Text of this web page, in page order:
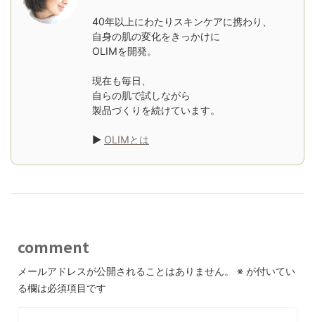
40年以上にわたりスキンケアに携わり、
自身の肌の変化をきっかけに
OLIMを開発。
現在も毎日、
自らの肌で試しながら
製品づくりを続けています。
▶ OLIMとは
comment
メールアドレスが公開されることはありません。 ※ が付いてい
る欄は必須項目です